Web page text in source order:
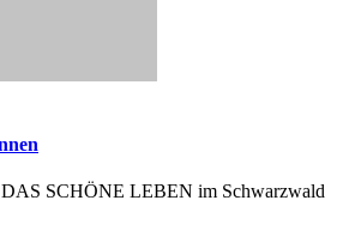
DAS SCHÖNE LEBEN im Schwarzwald